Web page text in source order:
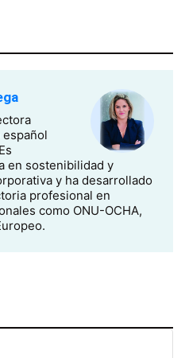
español
en sostenibilidad y
y ha desarrollado
profesional en
como ONU-OCHA,